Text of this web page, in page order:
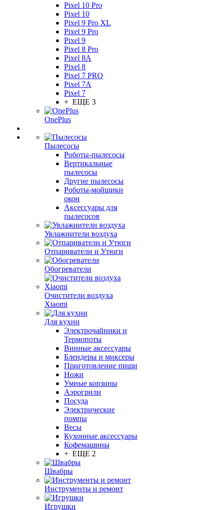
Pixel 10 Pro
Pixel 10
Pixel 9 Pro XL
Pixel 9 Pro
Pixel 9
Pixel 8 Pro
Pixel 8A
Pixel 8
Pixel 7 PRO
Pixel 7A
Pixel 7
+ ЕЩЕ 3
OnePlus
Пылесосы
Роботы-пылесосы
Вертикальные
пылесосы
Другие пылесосы
Роботы-мойщики
окон
Аксессуары для
пылесосов
Увлажнители воздуха
Отпариватели и Утюги
Обогреватели
Очистители воздуха
Xiaomi
Для кухни
Электрочайники и
Термопоты
Винные аксессуары
Блендеры и миксеры
Приготовление пищи
Ножи
Умные корзины
Аэрогрили
Посуда
Электрические
помпы
Весы
Кухонные аксессуары
Кофемашины
+ ЕЩЕ 2
Швабры
Инструменты и ремонт
Игрушки